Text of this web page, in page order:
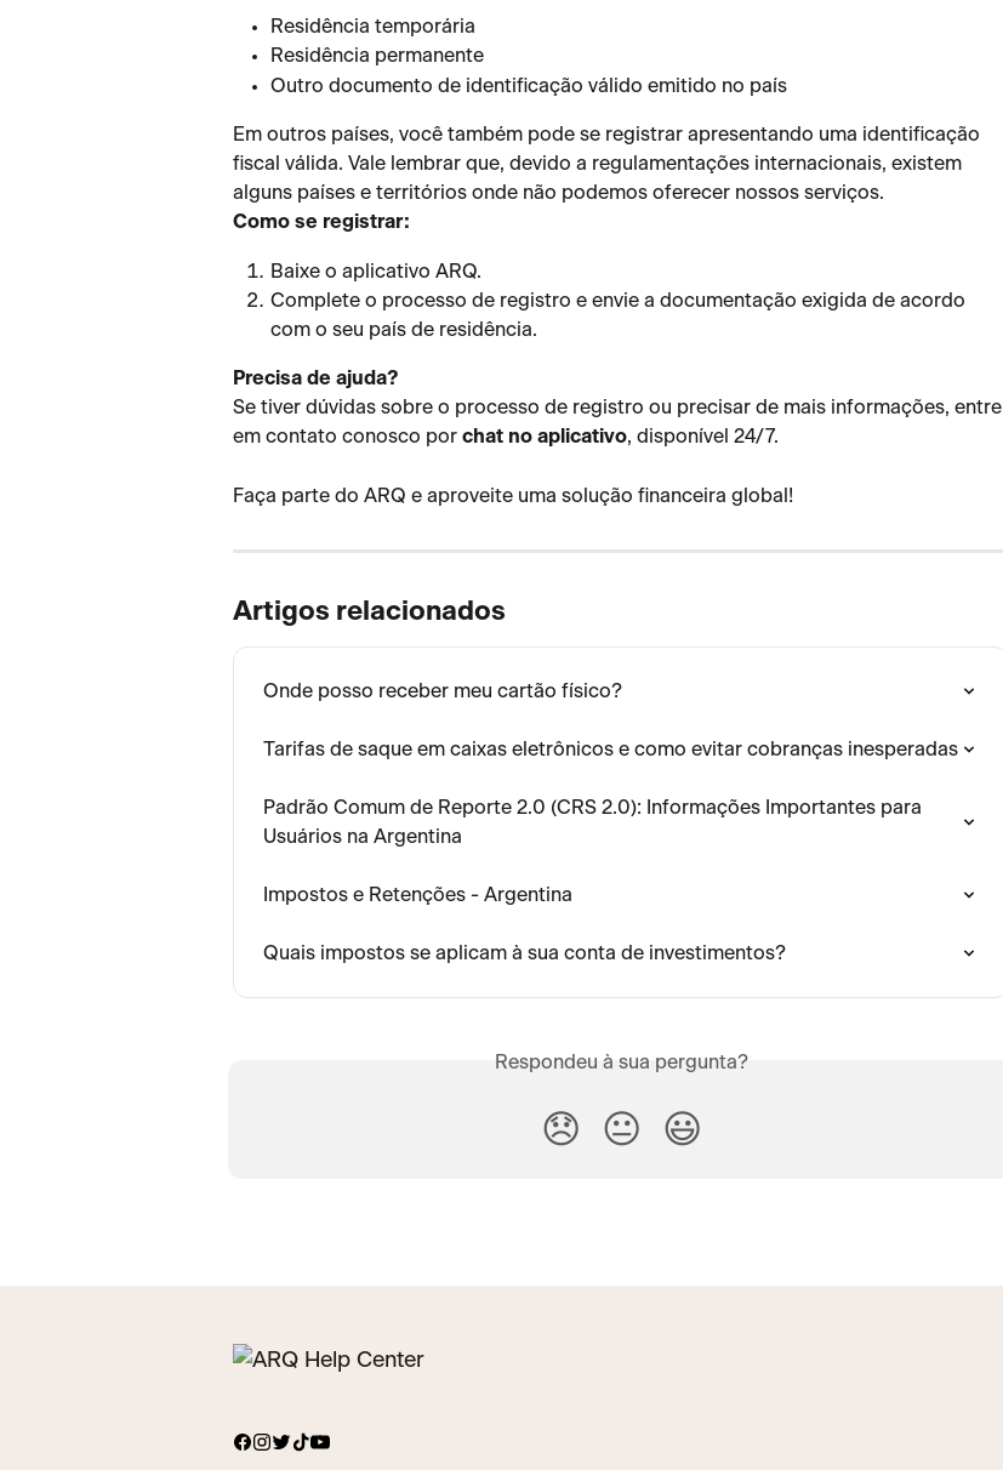
Residência temporária
Residência permanente
Outro documento de identificação válido emitido no país
Em outros países, você também pode se registrar apresentando uma identificação
fiscal válida. Vale lembrar que, devido a regulamentações internacionais, existem
alguns países e territórios onde não podemos oferecer nossos serviços.
Como se registrar:
Baixe o aplicativo ARQ.
Complete o processo de registro e envie a documentação exigida de acordo
com o seu país de residência.
Precisa de ajuda?
Se tiver dúvidas sobre o processo de registro ou precisar de mais informações, entre
em contato conosco por chat no aplicativo, disponível 24/7.
Faça parte do ARQ e aproveite uma solução financeira global!
Artigos relacionados
Onde posso receber meu cartão físico?
Tarifas de saque em caixas eletrônicos e como evitar cobranças inesperadas
Padrão Comum de Reporte 2.0 (CRS 2.0): Informações Importantes para
Usuários na Argentina
Impostos e Retenções - Argentina
Quais impostos se aplicam à sua conta de investimentos?
Respondeu à sua pergunta?
😞 😐 😃